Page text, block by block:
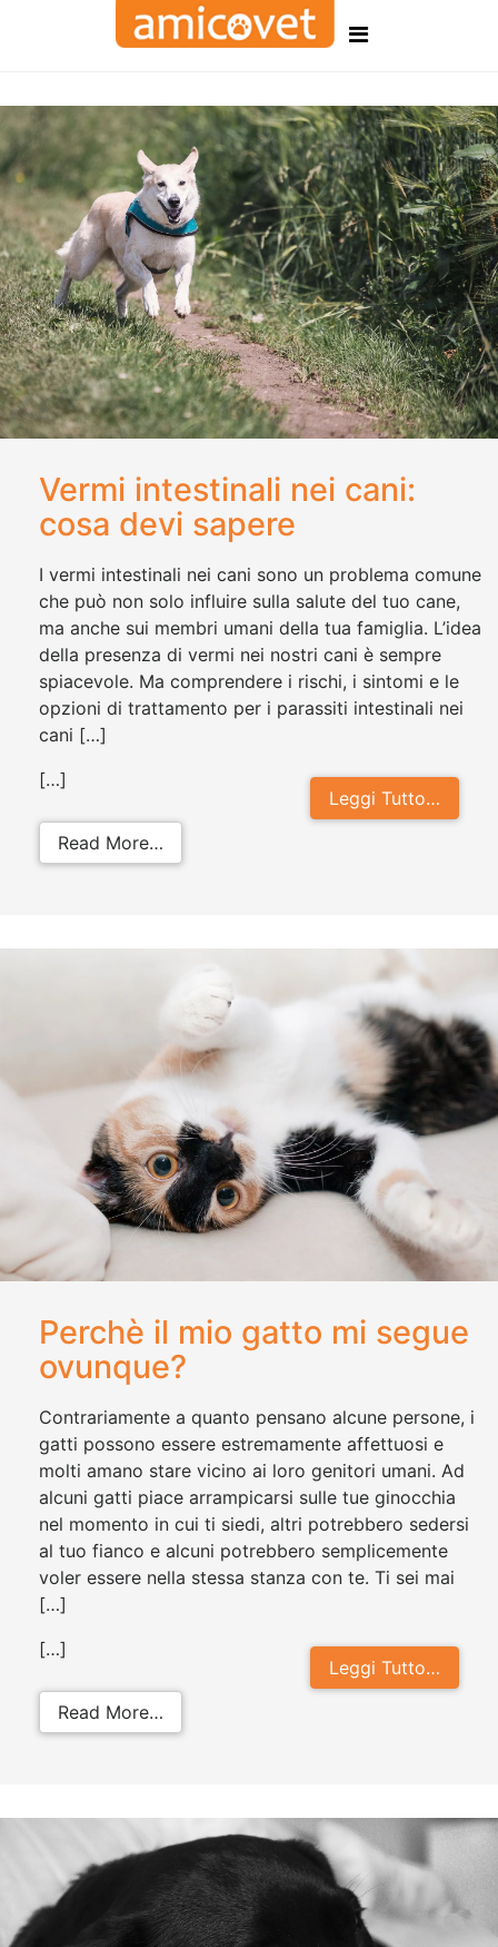
Vermi intestinali nei cani:
cosa devi sapere
I vermi intestinali nei cani sono un problema comune
che può non solo influire sulla salute del tuo cane,
ma anche sui membri umani della tua famiglia. L’idea
della presenza di vermi nei nostri cani è sempre
spiacevole. Ma comprendere i rischi, i sintomi e le
opzioni di trattamento per i parassiti intestinali nei
cani […]
Leggi Tutto…
[…]
Read More…
Perchè il mio gatto mi segue
ovunque?
Contrariamente a quanto pensano alcune persone, i
gatti possono essere estremamente affettuosi e
molti amano stare vicino ai loro genitori umani. Ad
alcuni gatti piace arrampicarsi sulle tue ginocchia
nel momento in cui ti siedi, altri potrebbero sedersi
al tuo fianco e alcuni potrebbero semplicemente
voler essere nella stessa stanza con te. Ti sei mai
[…]
Leggi Tutto…
[…]
Read More…